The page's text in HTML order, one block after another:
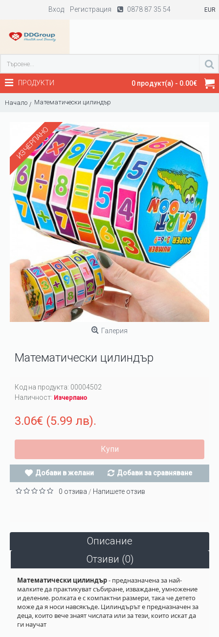
Вход Регистрация 0878 87 35 54 EUR
0 продукт(а) - 0.00€
ПРОДУКТИ
Начало Математически цилиндър
ИЗЧЕРПАНО
Галерия
Математически цилиндър
Код на продукта: 00004502
Наличност: Изчерпано
3.06€ (5.99 лв).
Купи
Добави в желани Добави за сравняване
0 отзива / Напишете отзив
Описание
Отзиви (0)
Математически цилиндър- предназначена за най-
малките да практикуват събиране, изваждане, умножение
и деление. ролката е с компактни размери, така че детето
може да я носи навсякъде. Цилиндърът е предназначен за
деца, които вече знаят числата или за тези, които искат да
ги научат